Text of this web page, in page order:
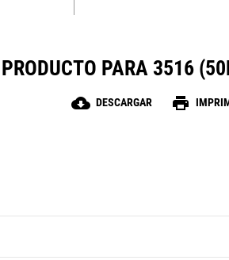
PARA 3516
cloud_download DESCARGAR print